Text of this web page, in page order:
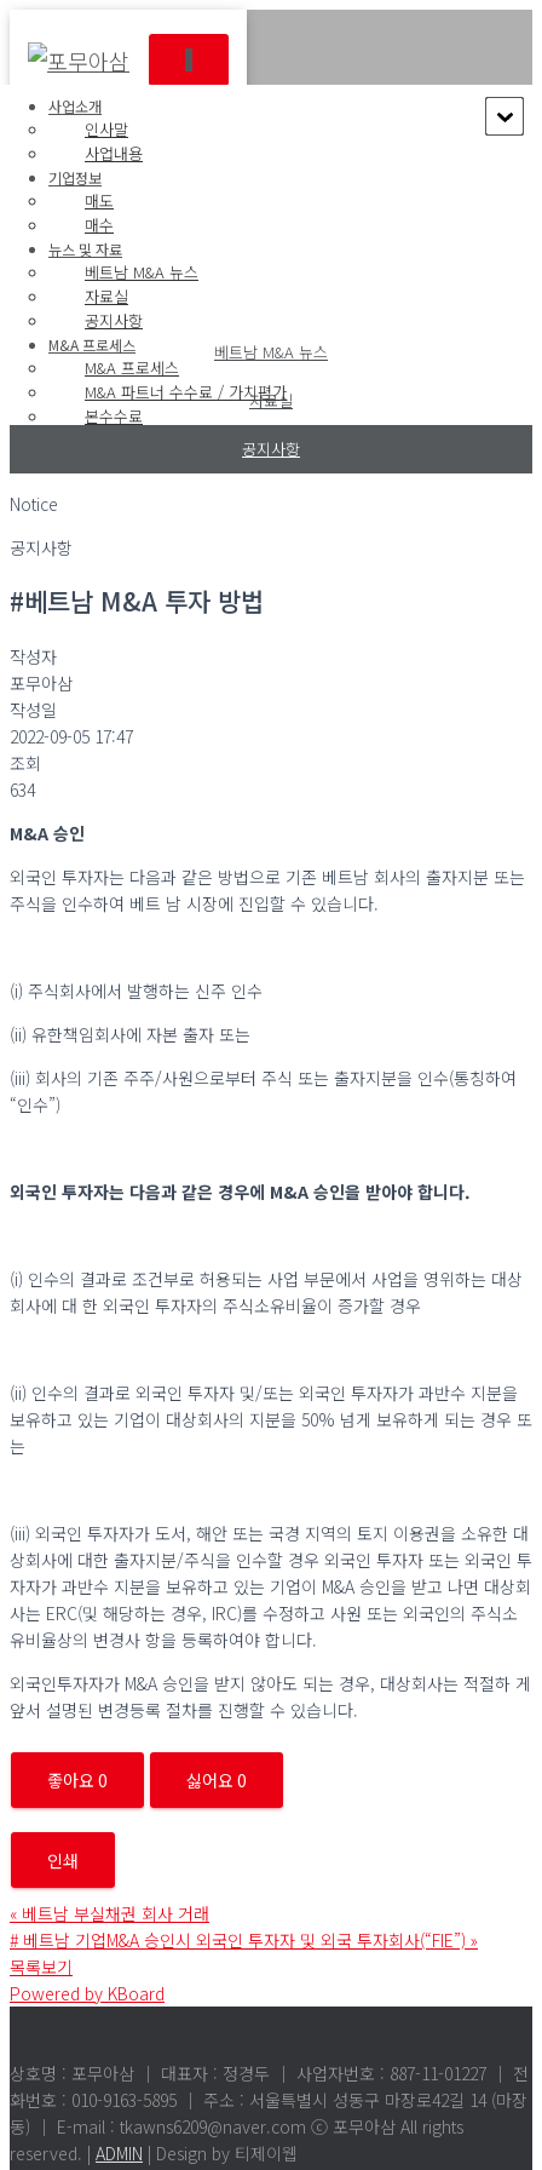
비
사업소개
인사말
사업내용
기업정보
매도
매수
뉴스 및 자료
베트남 M&A 뉴스
자료실
공지사항
M&A 프로세스
M&A 프로세스
M&A 파트너 수수료 / 가치평가
본수수료
베트남 M&A 뉴스
자료실
공지사항
Notice
공지사항
#베트남 M&A 투자 방법
작성자
포무아삼
작성일
2022-09-05 17:47
조회
634
M&A 승인
외국인 투자자는 다음과 같은 방법으로 기존 베트남 회사의 출자지분 또는
주식을 인수하여 베트 남 시장에 진입할 수 있습니다.
(i) 주식회사에서 발행하는 신주 인수
(ii) 유한책임회사에 자본 출자 또는
(iii) 회사의 기존 주주/사원으로부터 주식 또는 출자지분을 인수(통칭하여
“인수”)
외국인 투자자는 다음과 같은 경우에 M&A 승인을 받아야 합니다.
(i) 인수의 결과로 조건부로 허용되는 사업 부문에서 사업을 영위하는 대상
회사에 대 한 외국인 투자자의 주식소유비율이 증가할 경우
(ii) 인수의 결과로 외국인 투자자 및/또는 외국인 투자자가 과반수 지분을
보유하고 있는 기업이 대상회사의 지분을 50% 넘게 보유하게 되는 경우 또
는
(iii) 외국인 투자자가 도서, 해안 또는 국경 지역의 토지 이용권을 소유한 대
상회사에 대한 출자지분/주식을 인수할 경우 외국인 투자자 또는 외국인 투
자자가 과반수 지분을 보유하고 있는 기업이 M&A 승인을 받고 나면 대상회
사는 ERC(및 해당하는 경우, IRC)를 수정하고 사원 또는 외국인의 주식소
유비율상의 변경사 항을 등록하여야 합니다.
외국인투자자가 M&A 승인을 받지 않아도 되는 경우, 대상회사는 적절하 게
앞서 설명된 변경등록 절차를 진행할 수 있습니다.
좋아요 0 싫어요 0
인쇄
« 베트남 부실채권 회사 거래
# 베트남 기업M&A 승인시 외국인 투자자 및 외국 투자회사(“FIE”) »
목록보기
Powered by KBoard
상호명 : 포무아삼 │ 대표자 : 정경두 │ 사업자번호 : 887-11-01227 │ 전
화번호 : 010-9163-5895 │ 주소 : 서울특별시 성동구 마장로42길 14 (마장
동) │ E-mail : tkawns6209@naver.com ⓒ 포무아삼 All rights
reserved. | ADMIN | Design by 티제이웹